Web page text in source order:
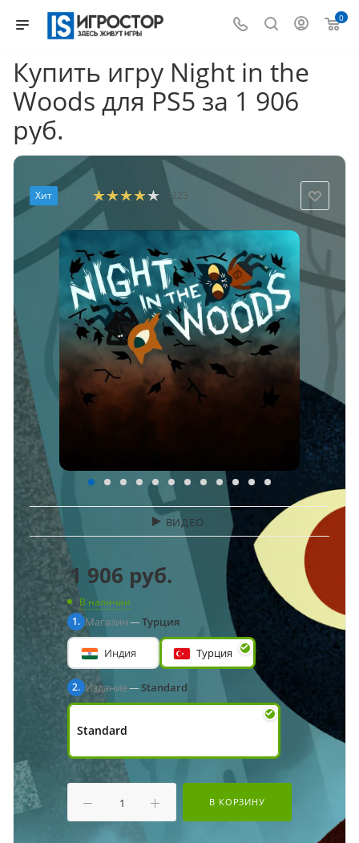
0
Купить игру Night in the
Woods для PS5 за 1 906
руб.
Хит 7225
ВИДЕО
1 906 руб.
В наличии
Магазин—Турция
Индия Турция
Издание—Standard
Standard
В КОРЗИНУ